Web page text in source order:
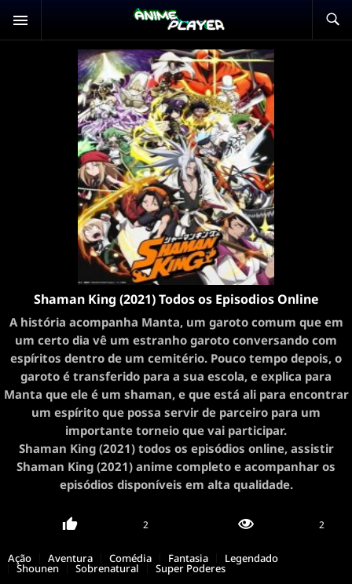
Shaman King (2021) Todos os Episodios Online
A história acompanha Manta, um garoto comum que em
um certo dia vê um estranho garoto conversando com
espíritos dentro de um cemitério. Pouco tempo depois, o
garoto é transferido para a sua escola, e explica para
Manta que ele é um shaman, e que está ali para encontrar
um espírito que possa servir de parceiro para um
importante torneio que vai participar.
Shaman King (2021) todos os episódios online, assistir
Shaman King (2021) anime completo e acompanhar os
episódios disponíveis em alta qualidade.
2 2
Ação Aventura Comédia Fantasia Legendado
Shounen Sobrenatural Super Poderes